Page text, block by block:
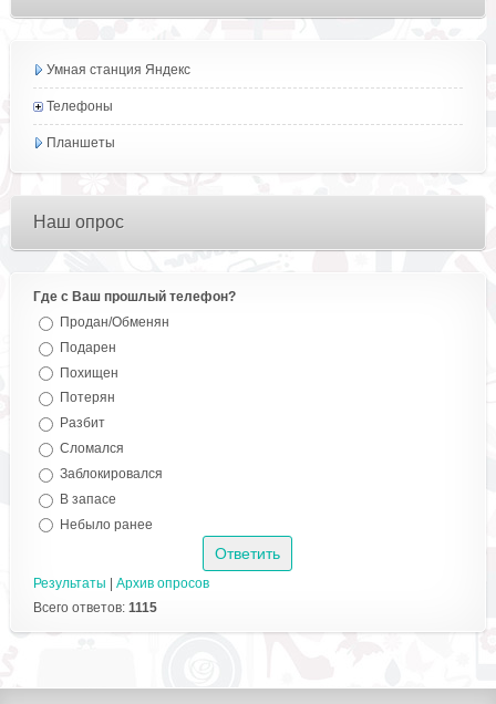
Умная станция Яндекс
Телефоны
Планшеты
Наш опрос
Где с Ваш прошлый телефон?
Продан/Обменян
Подарен
Похищен
Потерян
Разбит
Сломался
Заблокировался
В запасе
Небыло ранее
Результаты
Архив опросов
Всего ответов: 1115